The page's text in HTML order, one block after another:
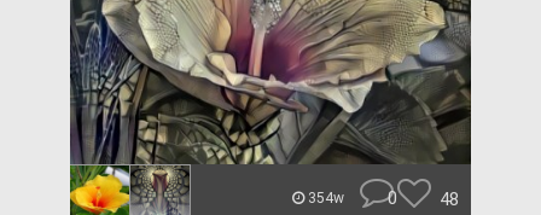
354w 0 48